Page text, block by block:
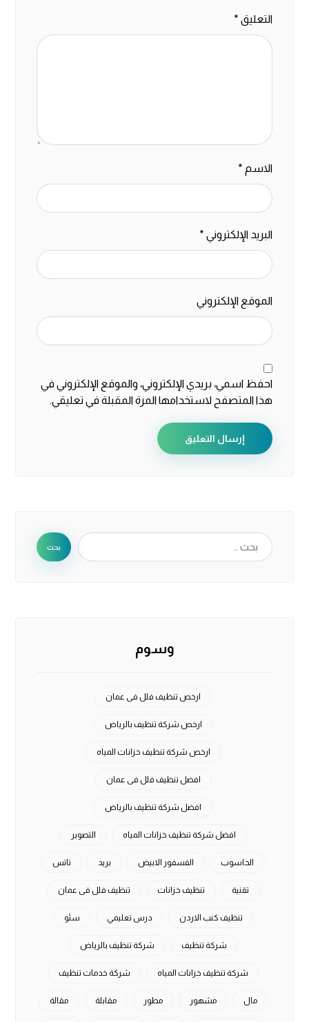
التعليق *
الاسم *
البريد الإلكتروني *
الموقع الإلكتروني
احفظ اسمي، بريدي الإلكتروني، والموقع الإلكتروني في
هذا المتصفح لاستخدامها المرة المقبلة في تعليقي.
وسوم
ارخص تنظيف فلل فى عمان
ارخص شركة تنظيف بالرياض
ارخص شركة تنظيف خزانات المياه
افضل تنظيف فلل فى عمان
افضل شركة تنظيف بالرياض
افضل شركة تنظيف خزانات المياه التصوير
الحاسوب الفسفور الابيض بريد تاتس
تقنية تنظيف خزانات تنظيف فلل فى عمان
تنظيف كنب الاردن درس تعليمي سئو
شركة تنظيف شركة تنظيف بالرياض
شركة تنظيف خزانات المياه شركة خدمات تنظيف
مال مشهور مطور مقابلة مقالة